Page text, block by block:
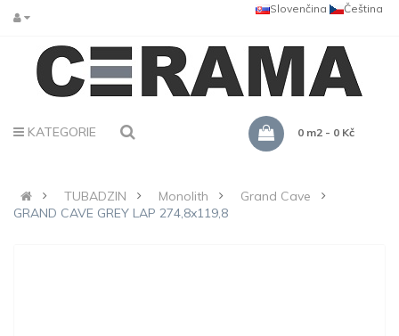
Čeština
Slovenčina
KATEGORIE 0 m2 - 0 Kč
TUBADZIN Monolith
Grand Cave
GRAND CAVE GREY LAP 274,8x119,8